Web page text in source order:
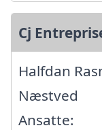
Cj
Halfdan
Næstved
Ansatte: